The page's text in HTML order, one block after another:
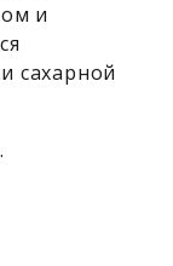
и
сахарной